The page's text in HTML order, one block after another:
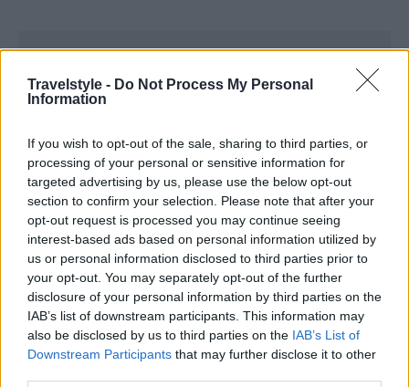
Travelstyle - Do Not Process My Personal
Information
If you wish to opt-out of the sale, sharing to third parties, or
processing of your personal or sensitive information for
targeted advertising by us, please use the below opt-out
section to confirm your selection. Please note that after your
opt-out request is processed you may continue seeing
interest-based ads based on personal information utilized by
us or personal information disclosed to third parties prior to
your opt-out. You may separately opt-out of the further
disclosure of your personal information by third parties on the
IAB’s list of downstream participants. This information may
also be disclosed by us to third parties on the IAB’s List of
Downstream Participants that may further disclose it to other